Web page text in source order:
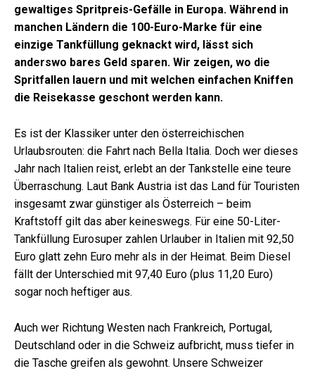
gewaltiges Spritpreis-Gefälle in Europa. Während in
manchen Ländern die 100-Euro-Marke für eine
einzige Tankfüllung geknackt wird, lässt sich
anderswo bares Geld sparen. Wir zeigen, wo die
Spritfallen lauern und mit welchen einfachen Kniffen
die Reisekasse geschont werden kann.
Es ist der Klassiker unter den österreichischen
Urlaubsrouten: die Fahrt nach Bella Italia. Doch wer dieses
Jahr nach Italien reist, erlebt an der Tankstelle eine teure
Überraschung. Laut Bank Austria ist das Land für Touristen
insgesamt zwar günstiger als Österreich – beim
Kraftstoff gilt das aber keineswegs. Für eine 50-Liter-
Tankfüllung Eurosuper zahlen Urlauber in Italien mit 92,50
Euro glatt zehn Euro mehr als in der Heimat. Beim Diesel
fällt der Unterschied mit 97,40 Euro (plus 11,20 Euro)
sogar noch heftiger aus.
Auch wer Richtung Westen nach Frankreich, Portugal,
Deutschland oder in die Schweiz aufbricht, muss tiefer in
die Tasche greifen als gewohnt. Unsere Schweizer